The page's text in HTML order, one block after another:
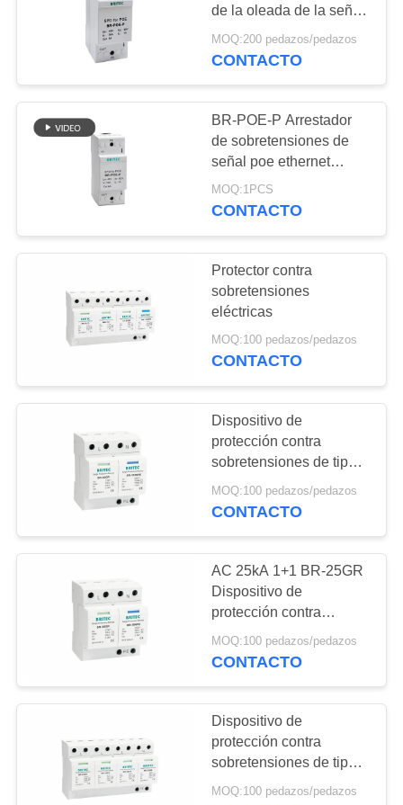
DEL
SITIO
POLÍTICA
PRIVACIDAD
Pararrayos de la
oleada del picovoltio
Pararrayos B+C de
la oleada T1+T2
57
Dispositivo de
protección contra
sobrecargas del
poder
dispositivo de
protección contra
sobrecargas de la
C.C.
55
de la oleada de la señal
de la protección contra
sobrecargas de la red
MOQ:200 pedazos/pedazos
CONTACTO
BR-POE-P Arrestador
de sobretensiones de
señal poe ethernet
China Protector de
sobretensiones de datos
sobretensiones de
ethernet
MOQ:1PCS
CONTACTO
Protector contra
sobretensiones
eléctricas
MOQ:100 pedazos/pedazos
CONTACTO
Dispositivo de
protección contra
sobretensiones de tipo 1
1P+NPE IP20
IEC61643-11
MOQ:100 pedazos/pedazos
CONTACTO
AC 25kA 1+1 BR-25GR
Dispositivo de
protección contra
sobretensiones
Protector contra
MOQ:100 pedazos/pedazos
CONTACTO
Dispositivo de
protección contra
sobretensiones de tipo 1
de la clase I con SPD de
MOQ:100 pedazos/pedazos